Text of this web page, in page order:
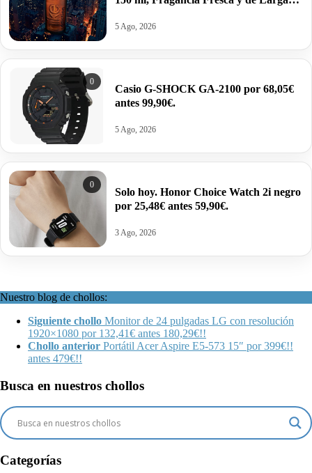
5 Ago, 2026
0
Casio G-SHOCK GA-2100 por 68,05€
antes 99,90€.
5 Ago, 2026
0
Solo hoy. Honor Choice Watch 2i negro
por 25,48€ antes 59,90€.
3 Ago, 2026
Nuestro blog de chollos:
Siguiente chollo Monitor de 24 pulgadas LG con resolución
1920×1080 por 132,41€ antes 180,29€!!
Chollo anterior Portátil Acer Aspire E5-573 15″ por 399€!!
antes 479€!!
Busca en nuestros chollos
Categorías